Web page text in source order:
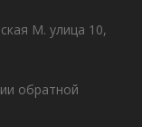
М. улица 10,
обратной